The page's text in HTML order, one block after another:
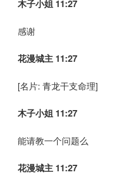
木子小姐 11:27
感谢
花漫城主 11:27
[名片: 青龙干支命理]
木子小姐 11:27
能请教一个问题么
花漫城主 11:27